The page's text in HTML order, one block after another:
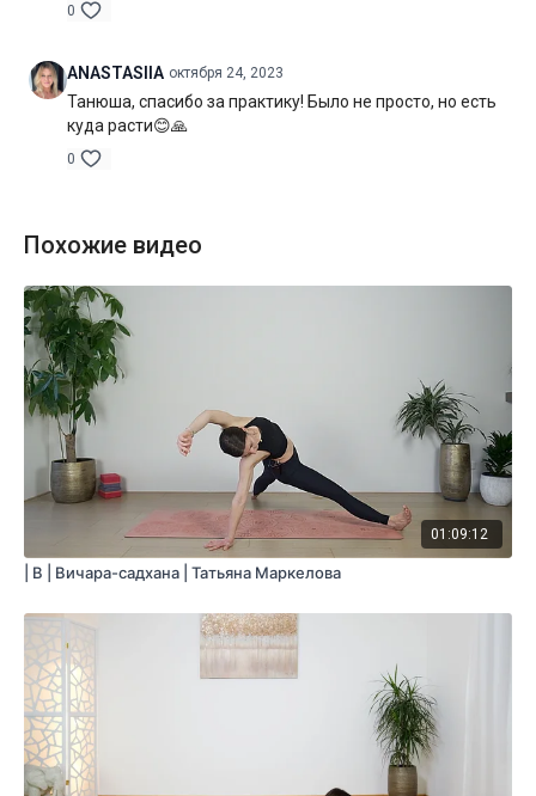
0
ANASTASIIA октября 24, 2023
Танюша, спасибо за практику! Было не просто, но есть
куда расти😊🙏
0
Похожие видео
01:09:12
| B | Вичара-садхана | Татьяна Маркелова